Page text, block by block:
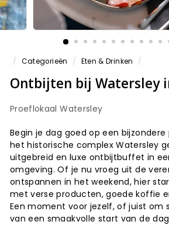
/ Categorieën / Eten & Drinken /
Ontbijten bij Watersley
Proeflokaal Watersley
Begin je dag goed op een bijzondere
het historische complex Watersley
uitgebreid en luxe ontbijtbuffet in
omgeving. Of je nu vroeg uit de
ontspannen in het weekend, hier
met verse producten, goede koffie
Een moment voor jezelf, of juist om
van een smaakvolle start van de